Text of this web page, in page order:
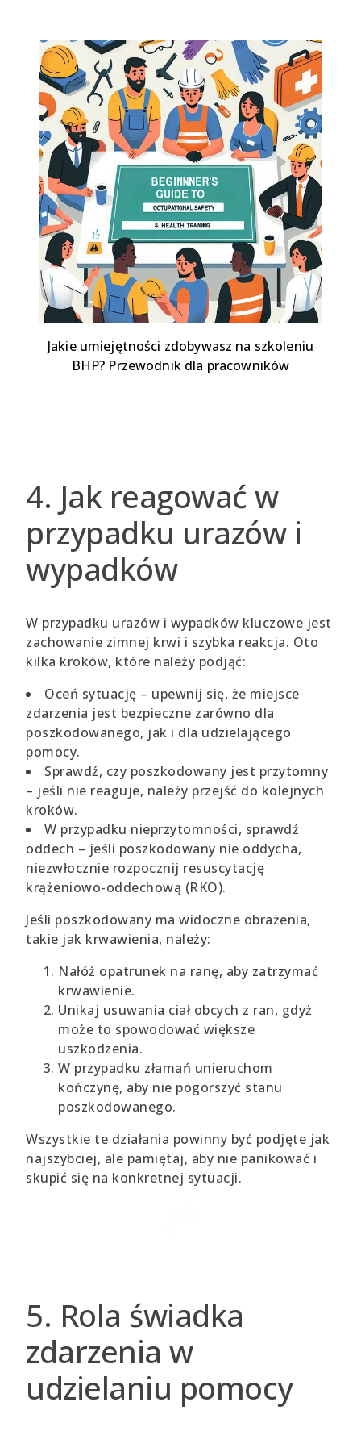
Jakie umiejętności zdobywasz na szkoleniu
BHP? Przewodnik dla pracowników
4. Jak reagować w
przypadku urazów i
wypadków
W przypadku urazów i wypadków kluczowe jest
zachowanie zimnej krwi i szybka reakcja. Oto
kilka kroków, które należy podjąć:
Oceń sytuację – upewnij się, że miejsce
zdarzenia jest bezpieczne zarówno dla
poszkodowanego, jak i dla udzielającego
pomocy.
Sprawdź, czy poszkodowany jest przytomny
– jeśli nie reaguje, należy przejść do kolejnych
kroków.
W przypadku nieprzytomności, sprawdź
oddech – jeśli poszkodowany nie oddycha,
niezwłocznie rozpocznij resuscytację
krążeniowo-oddechową (RKO).
Jeśli poszkodowany ma widoczne obrażenia,
takie jak krwawienia, należy:
Nałóż opatrunek na ranę, aby zatrzymać
krwawienie.
Unikaj usuwania ciał obcych z ran, gdyż
może to spowodować większe
uszkodzenia.
W przypadku złamań unieruchom
kończynę, aby nie pogorszyć stanu
poszkodowanego.
Wszystkie te działania powinny być podjęte jak
najszybciej, ale pamiętaj, aby nie panikować i
skupić się na konkretnej sytuacji.
5. Rola świadka
zdarzenia w
udzielaniu pomocy